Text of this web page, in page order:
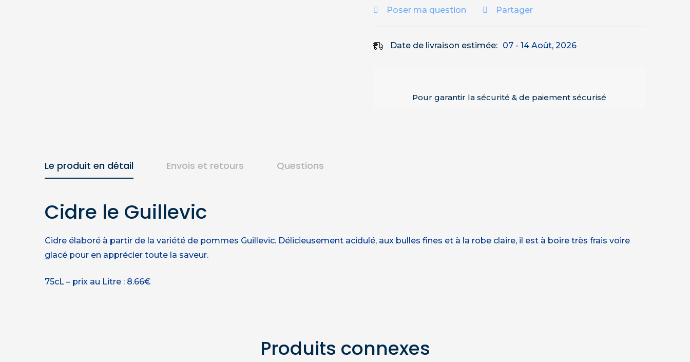
Poser ma question Partager
Date de livraison estimée: 07 - 14 Août, 2026
Pour garantir la sécurité & de paiement sécurisé
Le produit en détail Envois et retours Questions
Cidre le Guillevic
Cidre élaboré à partir de la variété de pommes Guillevic. Délicieusement acidulé, aux bulles fines et à la robe claire, il est à boire très frais voire
glacé pour en apprécier toute la saveur.
75cL – prix au Litre : 8.66€
Produits connexes